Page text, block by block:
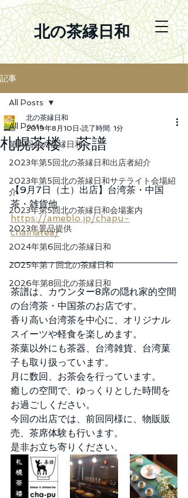
北の茶縁日和
記事
All Posts
第４回北の茶縁日和
2023年第5回北の茶縁日和出店者紹介
2023年第5回北の茶縁日和サテライト会場紹
介
2023年第5回北の茶縁日和会場案内
2023年景品提供
2024年第6回北の茶縁日和
2025年第７回北の茶縁日和
2026年第8回北の茶縁日和
All Posts
札幌茶楼 茶譜
北の茶縁日和
2019年8月10日 読了時間: 1分
【9月7日（土）出店】台湾茶・中国
茶・雑貨他
https://ameblo.jp/chapu-
chainatea/
茶譜は、カウンター8席の隠れ家的空間
の台湾茶・中国茶のお店です。
香り高い台湾茶を中心に、オリジナル
スイーツや軽食を楽しめます。
茶葉以外にも茶器、台湾雑貨、台湾菓
子も取り扱っています。
月に数回、お茶会を行っています。
癒しの空間で、ゆっくりとした時間を
お過ごしください。
今回の出店では、前回同様に、物販販
売、茶席体験も行います。
是非お立ち寄りください。